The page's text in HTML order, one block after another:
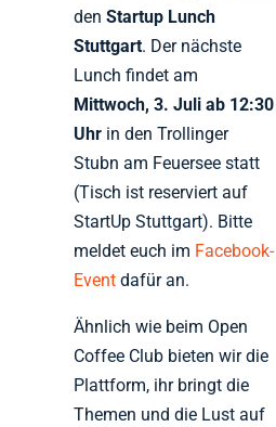
denStartup Lunch
Stuttgart. Der nächste
Lunch findet am
Mittwoch, 3. Juli ab 12:30
Uhr in den Trollinger
Stubn am Feuersee statt
(Tisch ist reserviert auf
StartUp Stuttgart). Bitte
meldet euch im Facebook-
Event dafür an.
Ähnlich wie beim Open
Coffee Club bieten wir die
Plattform, ihr bringt die
Themen und die Lust auf